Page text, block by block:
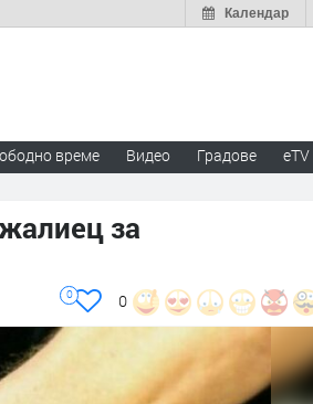
Календар
време Видео Градове eTV
за
0
0